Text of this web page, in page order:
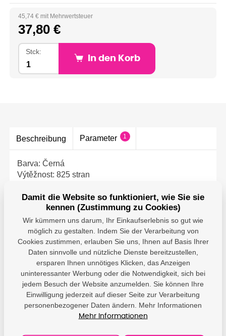
45,74 € mit Mehrwertsteuer
37,80 €
Stck:
In den Korb
Beschreibung Parameter 1
Barva: Černá
Výtěžnost: 825 stran
Kompatibilita: HP OfficeJet 8013, HP OfficeJet Pro
Parameter
Producer
HP - HP Netherlands
BV; Krijgsman 75, 1186
DR Amstelveen, NL;
hp@hp.com
Damit die Website so funktioniert, wie Sie sie
kennen (Zustimmung zu Cookies)
Wir kümmern uns darum, Ihr Einkaufserlebnis so gut wie
möglich zu gestalten. Indem Sie der Verarbeitung von
Cookies zustimmen, erlauben Sie uns, Ihnen auf Basis Ihrer
Daten sinnvolle und nützliche Dienste bereitzustellen,
ersparen Ihnen unnötiges Klicken, das Anzeigen
uninteressanter Werbung oder die Notwendigkeit, sich bei
jedem Besuch der Website anzumelden. Sie können Ihre
Einwilligung jederzeit auf dieser Seite zur Verarbeitung
personenbezogener Daten ändern. Mehr Informationen
Mehr Informationen